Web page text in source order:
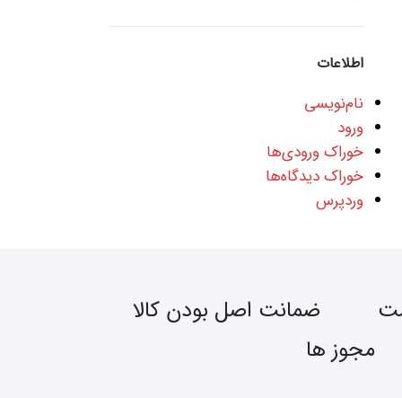
اطلاعات
نام‌نویسی
ورود
خوراک ورودی‌ها
خوراک دیدگاه‌ها
وردپرس
ضمانت اصل بودن کالا
مجوز ها